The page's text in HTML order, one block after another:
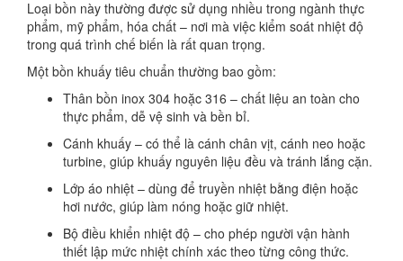
Loại bồn này thường được sử dụng nhiều trong ngành thực
phẩm, mỹ phẩm, hóa chất – nơi mà việc kiểm soát nhiệt độ
trong quá trình chế biến là rất quan trọng.
Một bồn khuấy tiêu chuẩn thường bao gồm:
Thân bồn inox 304 hoặc 316 – chất liệu an toàn cho
thực phẩm, dễ vệ sinh và bền bỉ.
Cánh khuấy – có thể là cánh chân vịt, cánh neo hoặc
turbine, giúp khuấy nguyên liệu đều và tránh lắng cặn.
Lớp áo nhiệt – dùng để truyền nhiệt bằng điện hoặc
hơi nước, giúp làm nóng hoặc giữ nhiệt.
Bộ điều khiển nhiệt độ – cho phép người vận hành
thiết lập mức nhiệt chính xác theo từng công thức.